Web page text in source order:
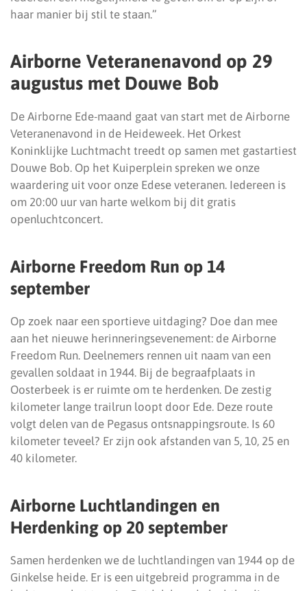
haar manier bij stil te staan.”
Airborne Veteranenavond op 29
augustus met Douwe Bob
De Airborne Ede-maand gaat van start met de Airborne
Veteranenavond in de Heideweek. Het Orkest
Koninklijke Luchtmacht treedt op samen met gastartiest
Douwe Bob. Op het Kuiperplein spreken we onze
waardering uit voor onze Edese veteranen. Iedereen is
om 20:00 uur van harte welkom bij dit gratis
openluchtconcert.
Airborne Freedom Run op 14
september
Op zoek naar een sportieve uitdaging? Doe dan mee
aan het nieuwe herinneringsevenement: de Airborne
Freedom Run. Deelnemers rennen uit naam van een
gevallen soldaat in 1944. Bij de begraafplaats in
Oosterbeek is er ruimte om te herdenken. De zestig
kilometer lange trailrun loopt door Ede. Deze route
volgt delen van de Pegasus ontsnappingsroute. Is 60
kilometer teveel? Er zijn ook afstanden van 5, 10, 25 en
40 kilometer.
Airborne Luchtlandingen en
Herdenking op 20 september
Samen herdenken we de luchtlandingen van 1944 op de
Ginkelse heide. Er is een uitgebreid programma in de